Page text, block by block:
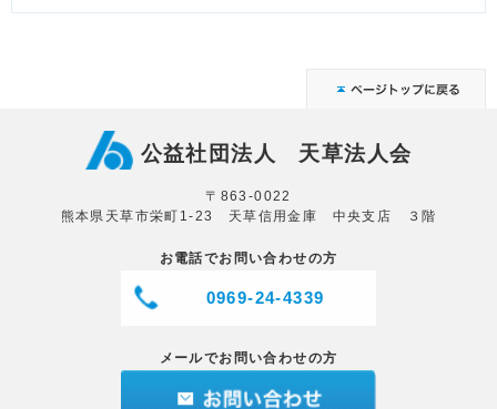
公益社団法人 天草法人会
〒863-0022
熊本県天草市栄町1-23 天草信用金庫 中央支店 ３階
お電話でお問い合わせの方
0969-24-4339
メールでお問い合わせの方